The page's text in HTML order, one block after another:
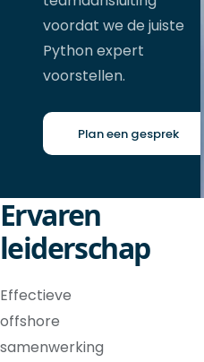
voordat we de juiste
Python expert
voorstellen.
Plan een gesprek
Ervaren
leiderschap
Effectieve
offshore
samenwerking